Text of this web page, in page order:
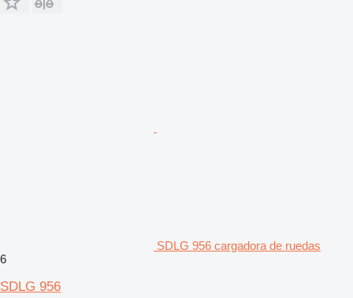
SDLG 956 cargadora de ruedas
6
SDLG 956